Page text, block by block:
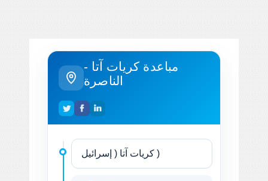
مباعدة كريات آتا -
الناصرة